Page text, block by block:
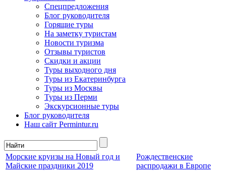
Cпецпредложения
Блог руководителя
Горящие туры
На заметку туристам
Новости туризма
Отзывы туристов
Скидки и акции
Туры выходного дня
Туры из Екатеринбурга
Туры из Москвы
Туры из Перми
Экскурсионные туры
Блог руководителя
Наш сайт Permintur.ru
Морские круизы на Новый год и
Майские праздники 2019
Рождественские
распродажи в Европе